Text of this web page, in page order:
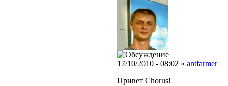
17/10/2010 - 08:02 » antfarmer
Привет Chorus!